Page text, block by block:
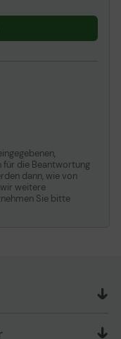
für die Beantwortung
dann, wie von
weitere
Sie bitte